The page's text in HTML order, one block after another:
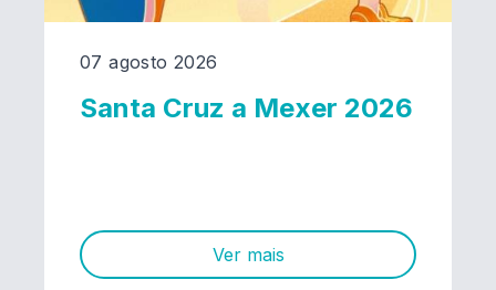
07 agosto 2026
Santa Cruz a Mexer 2026
Ver mais